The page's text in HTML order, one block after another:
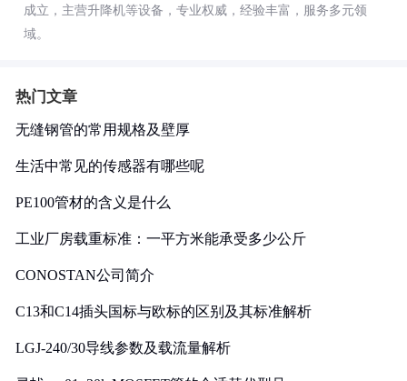
成立，主营升降机等设备，专业权威，经验丰富，服务多元领
域。
热门文章
无缝钢管的常用规格及壁厚
生活中常见的传感器有哪些呢
PE100管材的含义是什么
工业厂房载重标准：一平方米能承受多少公斤
CONOSTAN公司简介
C13和C14插头国标与欧标的区别及其标准解析
LGJ-240/30导线参数及载流量解析